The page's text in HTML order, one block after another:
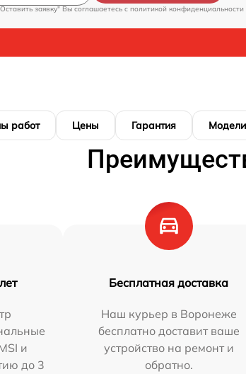
заявку" Вы соглашаетесь c политикой конфиденциальности
работ Цены Гарантия Модели
и
до 3
Бесплатная доставка
Наш курьер в Воронеже
бесплатно доставит ваше
устройство на ремонт и
обратно.